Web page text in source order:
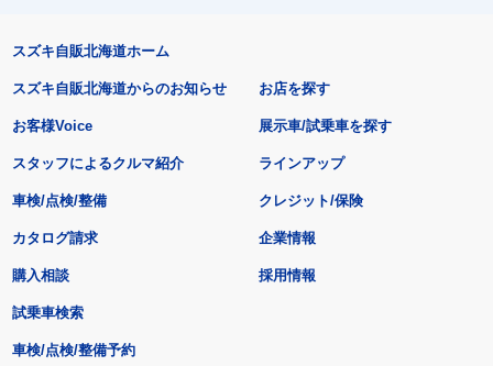
スズキ自販北海道ホーム
スズキ自販北海道からのお知らせ
お客様Voice
スタッフによるクルマ紹介
お店を探す
展示車/試乗車を探す
ラインアップ
車検/点検/整備 クレジット/保険
カタログ請求
購入相談
試乗車検索
車検/点検/整備予約
企業情報
採用情報